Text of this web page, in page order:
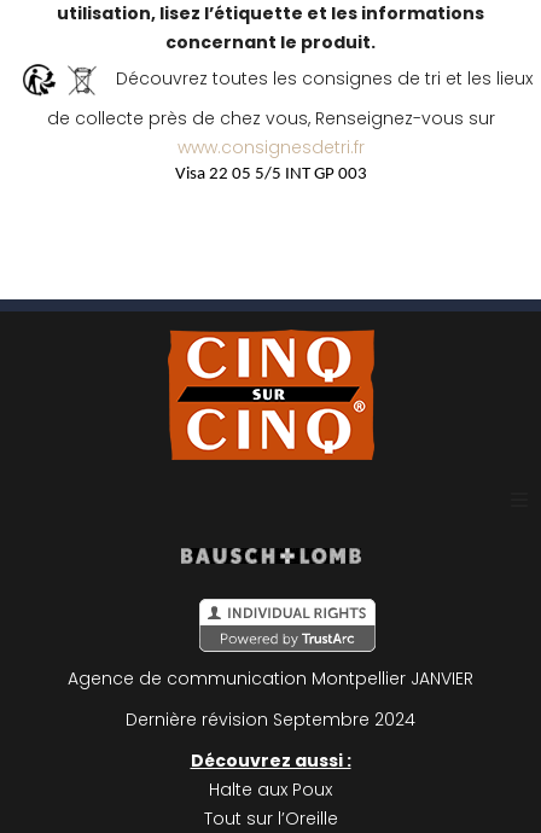
utilisation, lisez l’étiquette et les informations
concernant le produit.
Découvrez toutes les consignes de tri et les lieux
de collecte près de chez vous, Renseignez-vous sur
www.consignesdetri.fr
Visa 22 05 5/5 INT GP 003
Plan du site
Mentions légales
Politique de confidentialité
Agence de communication Montpellier JANVIER
Dernière révision Septembre 2024
Découvrez aussi :
Halte aux Poux
Tout sur l’Oreille